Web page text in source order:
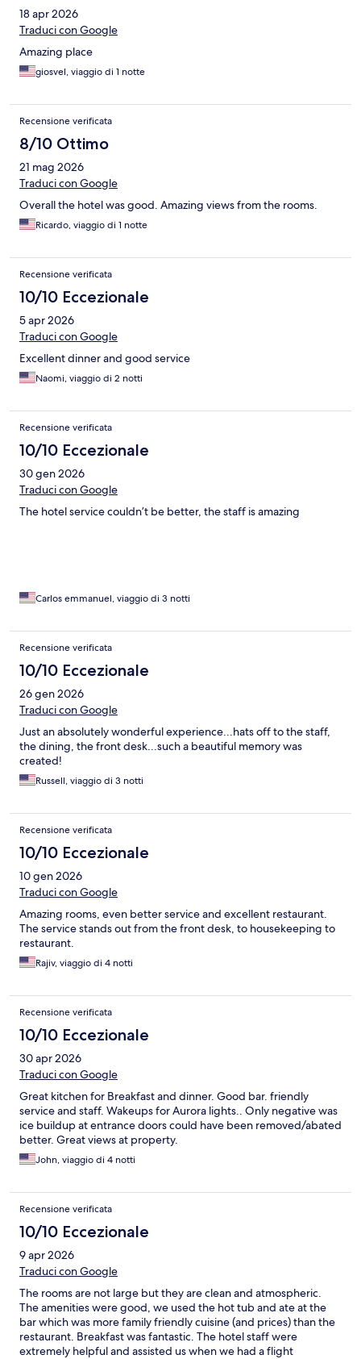
18 apr 2026
Traduci con Google
Amazing place
giosvel, viaggio di 1 notte
Recensione verificata
8/10 Ottimo
21 mag 2026
Traduci con Google
Overall the hotel was good. Amazing views from the rooms.
Ricardo, viaggio di 1 notte
Recensione verificata
10/10 Eccezionale
5 apr 2026
Traduci con Google
Excellent dinner and good service
Naomi, viaggio di 2 notti
Recensione verificata
10/10 Eccezionale
30 gen 2026
Traduci con Google
The hotel service couldn’t be better, the staff is amazing
Carlos emmanuel, viaggio di 3 notti
Recensione verificata
10/10 Eccezionale
26 gen 2026
Traduci con Google
Just an absolutely wonderful experience...hats off to the staff,
the dining, the front desk...such a beautiful memory was
created!
Russell, viaggio di 3 notti
Recensione verificata
10/10 Eccezionale
10 gen 2026
Traduci con Google
Amazing rooms, even better service and excellent restaurant.
The service stands out from the front desk, to housekeeping to
restaurant.
Rajiv, viaggio di 4 notti
Recensione verificata
10/10 Eccezionale
30 apr 2026
Traduci con Google
Great kitchen for Breakfast and dinner. Good bar. friendly
service and staff. Wakeups for Aurora lights.. Only negative was
ice buildup at entrance doors could have been removed/abated
better. Great views at property.
John, viaggio di 4 notti
Recensione verificata
10/10 Eccezionale
9 apr 2026
Traduci con Google
The rooms are not large but they are clean and atmospheric.
The amenities were good, we used the hot tub and ate at the
bar which was more family friendly cuisine (and prices) than the
restaurant. Breakfast was fantastic. The hotel staff were
extremely helpful and assisted us when we had a flight